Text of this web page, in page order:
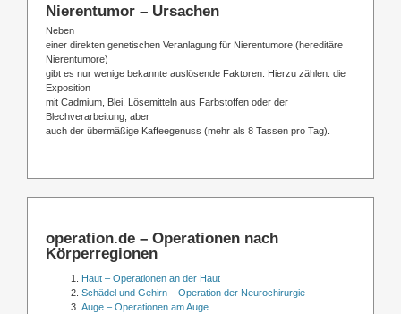
Nierentumor – Ursachen
Neben
einer direkten genetischen Veranlagung für Nierentumore (hereditäre
Nierentumore)
gibt es nur wenige bekannte auslösende Faktoren. Hierzu zählen: die
Exposition
mit Cadmium, Blei, Lösemitteln aus Farbstoffen oder der
Blechverarbeitung, aber
auch der übermäßige Kaffeegenuss (mehr als 8 Tassen pro Tag).
operation.de – Operationen nach
Körperregionen
Haut – Operationen an der Haut
Schädel und Gehirn – Operation der Neurochirurgie
Auge – Operationen am Auge